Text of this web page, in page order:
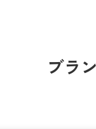
ブラ